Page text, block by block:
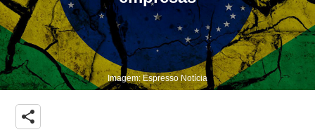
Imagem: Espresso Notícia
share